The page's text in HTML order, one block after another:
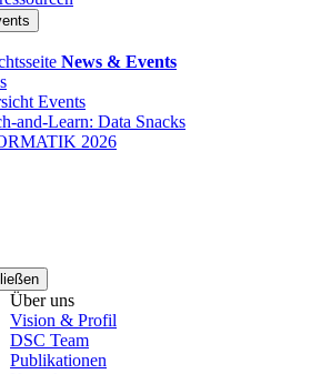
News & Events
Events
and-Learn: Data Snacks
2026
Über uns
Vision & Profil
DSC Team
Publikationen